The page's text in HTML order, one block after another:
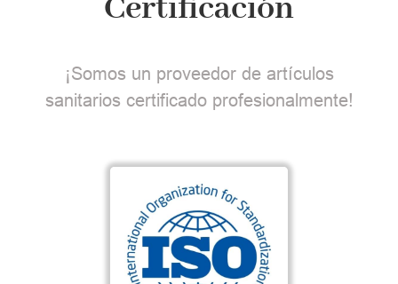
Certificación
¡Somos un proveedor de artículos
sanitarios certificado profesionalmente!